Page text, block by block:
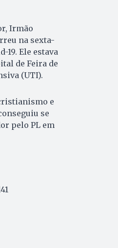
Irmão
na sexta-
19. Ele estava
de Feira de
(UTI).
e
se
pelo PL em